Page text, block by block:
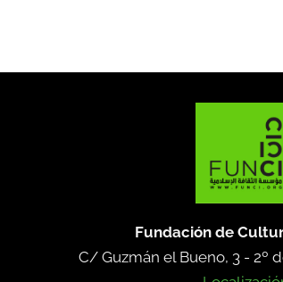
Fundación de
C/ Guzmán el Bueno, 3 - 2º